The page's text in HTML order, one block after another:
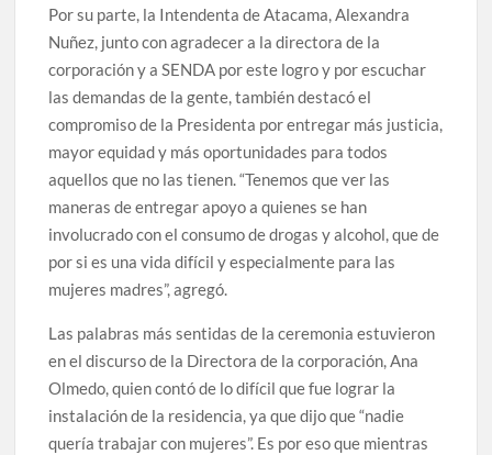
Por su parte, la Intendenta de Atacama, Alexandra
Nuñez, junto con agradecer a la directora de la
corporación y a SENDA por este logro y por escuchar
las demandas de la gente, también destacó el
compromiso de la Presidenta por entregar más justicia,
mayor equidad y más oportunidades para todos
aquellos que no las tienen. “Tenemos que ver las
maneras de entregar apoyo a quienes se han
involucrado con el consumo de drogas y alcohol, que de
por si es una vida difícil y especialmente para las
mujeres madres”, agregó.
Las palabras más sentidas de la ceremonia estuvieron
en el discurso de la Directora de la corporación, Ana
Olmedo, quien contó de lo difícil que fue lograr la
instalación de la residencia, ya que dijo que “nadie
quería trabajar con mujeres”. Es por eso que mientras